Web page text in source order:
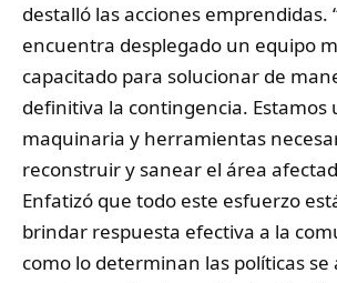
destalló las acciones emprendidas.
encuentra desplegado un equipo
capacitado para solucionar de
definitiva la contingencia. Estamos
maquinaria y herramientas
reconstruir y sanear el área
Enfatizó que todo este esfuerzo
brindar respuesta efectiva a la
como lo determinan las políticas se